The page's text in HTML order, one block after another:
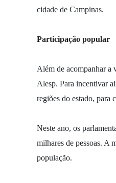
cidade de Campinas.
Participação popular
Além de acompanhar a
Alesp. Para incentivar
regiões do estado, para
Neste ano, os
milhares de pessoas. A
população.